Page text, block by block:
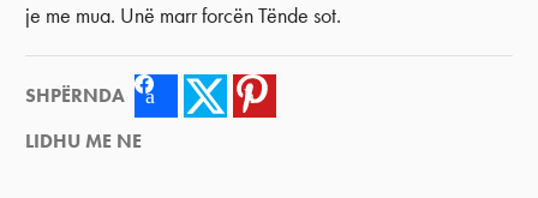
je me mua. Unë marr forcën Tënde sot.
SHPËRNDA FacebookTwitter
LIDHU ME NE